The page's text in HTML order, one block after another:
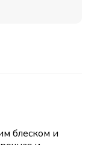
блеском и